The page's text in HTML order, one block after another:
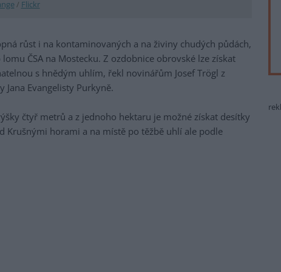
/ Flickr
růst i na kontaminovaných a na živiny chudých půdách,
ČSA na Mostecku. Z ozdobnice obrovské lze získat
s hnědým uhlím, řekl novinářům Josef Trögl z
Evangelisty Purkyně.
čtyř metrů a z jednoho hektaru je možné získat desítky
Krušnými horami a na místě po těžbě uhlí ale podle